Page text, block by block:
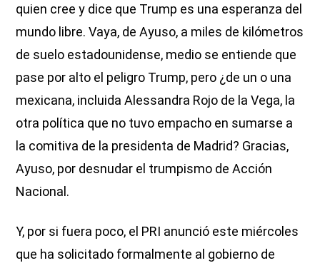
quien cree y dice que Trump es una esperanza del
mundo libre. Vaya, de Ayuso, a miles de kilómetros
de suelo estadounidense, medio se entiende que
pase por alto el peligro Trump, pero ¿de un o una
mexicana, incluida Alessandra Rojo de la Vega, la
otra política que no tuvo empacho en sumarse a
la comitiva de la presidenta de Madrid? Gracias,
Ayuso, por desnudar el trumpismo de Acción
Nacional.
Y, por si fuera poco, el PRI anunció este miércoles
que ha solicitado formalmente al gobierno de